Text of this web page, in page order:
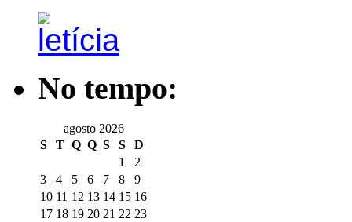
No tempo:
agosto 2026
S
T Q Q S S D
1
2
3
4 5 6 7 8
9
10 11 12 13 14 15 16
17 18 19 20 21 22 23